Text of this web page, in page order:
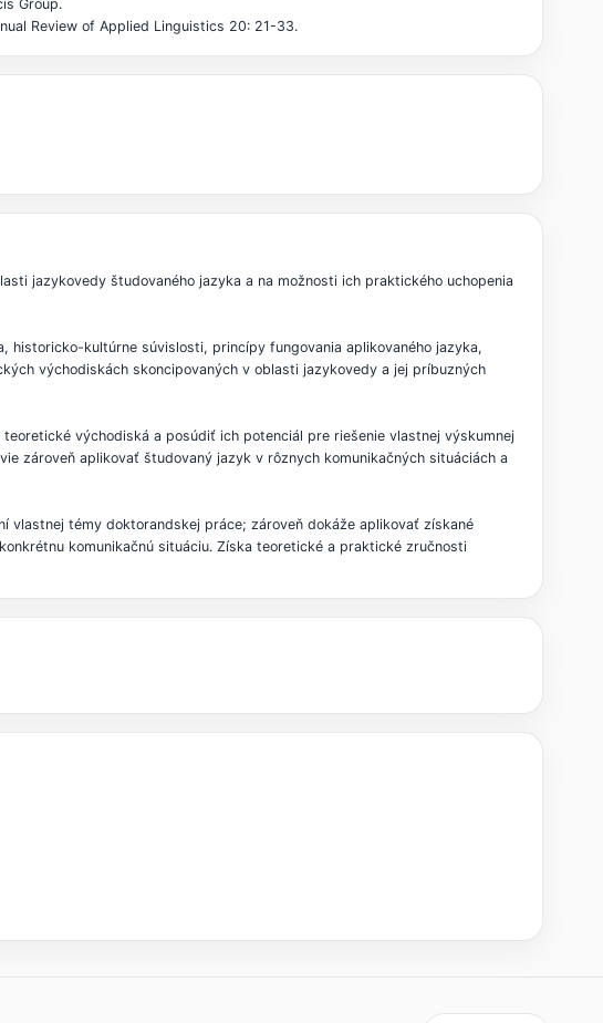
Group.
Review of Applied Linguistics 20: 21-33.
jazykovedy študovaného jazyka a na možnosti ich praktického uchopenia
kultúrne súvislosti, princípy fungovania aplikovaného jazyka,
východiskách skoncipovaných v oblasti jazykovedy a jej príbuzných
východiská a posúdiť ich potenciál pre riešenie vlastnej výskumnej
zároveň aplikovať študovaný jazyk v rôznych komunikačných situáciách a
vlastnej témy doktorandskej práce; zároveň dokáže aplikovať získané
komunikačnú situáciu. Získa teoretické a praktické zručnosti